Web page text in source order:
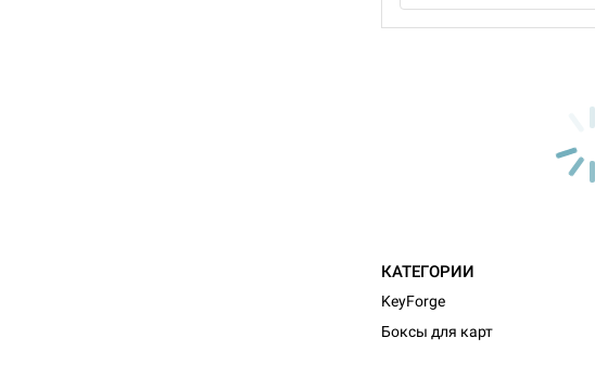
КАТЕГОРИИ
KeyForge
Боксы для карт